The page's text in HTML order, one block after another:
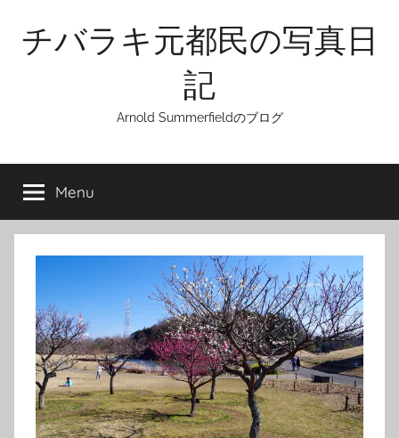
content
チバラキ元都民の写真日
記
Arnold Summerfieldのブログ
Menu